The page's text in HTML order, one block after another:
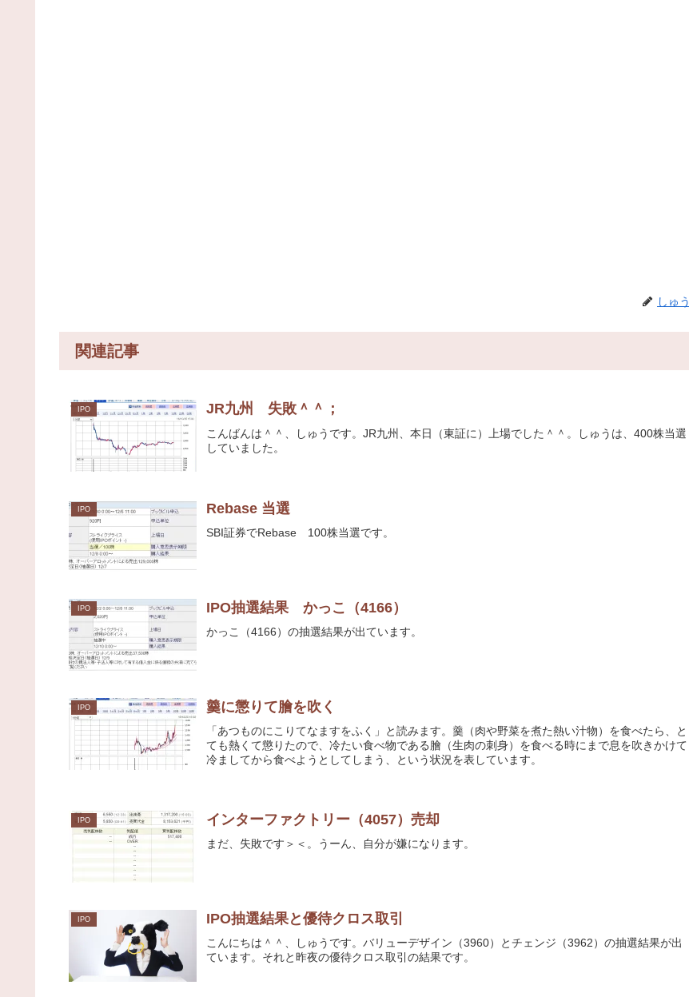
しゅう
関連記事
IPO JR九州 失敗＾＾；
こんばんは＾＾、しゅうです。JR九州、本日（東証に）上場でした＾＾。しゅうは、400株当選
していました。
IPO Rebase 当選
SBI証券でRebase 100株当選です。
IPO IPO抽選結果 かっこ（4166）
かっこ（4166）の抽選結果が出ています。
IPO 羹に懲りて膾を吹く
「あつものにこりてなますをふく」と読みます。羹（肉や野菜を煮た熱い汁物）を食べたら、と
ても熱くて懲りたので、冷たい食べ物である膾（生肉の刺身）を食べる時にまで息を吹きかけて
冷ましてから食べようとしてしまう、という状況を表しています。
IPO インターファクトリー（4057）売却
まだ、失敗です＞＜。うーん、自分が嫌になります。
IPO IPO抽選結果と優待クロス取引
こんにちは＾＾、しゅうです。バリューデザイン（3960）とチェンジ（3962）の抽選結果が出
ています。それと昨夜の優待クロス取引の結果です。